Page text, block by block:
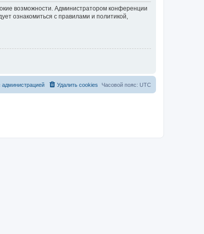
возможности. Администратором конференции
ознакомиться с правилами и политикой,
Часовой пояс: UTC
Удалить cookies
администрацией